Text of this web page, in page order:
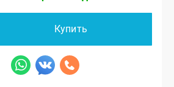
Купить